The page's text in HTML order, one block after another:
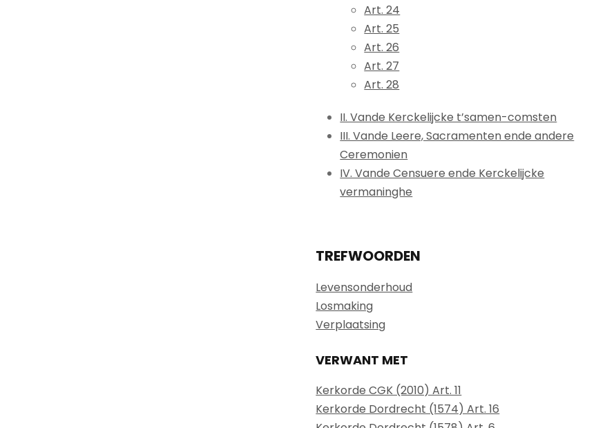
Art. 24
Art. 25
Art. 26
Art. 27
Art. 28
II. Vande Kerckelijcke t’samen-comsten
III. Vande Leere, Sacramenten ende andere
Ceremonien
IV. Vande Censuere ende Kerckelijcke
vermaninghe
TREFWOORDEN
Levensonderhoud
Losmaking
Verplaatsing
VERWANT MET
Kerkorde CGK (2010) Art. 11
Kerkorde Dordrecht (1574) Art. 16